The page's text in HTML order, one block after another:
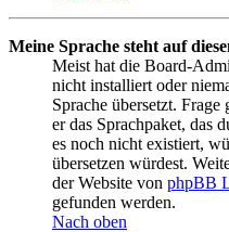
Meine Sprache steht auf
Meist hat die Board-
nicht installiert oder
Sprache übersetzt.
er das Sprachpaket, das
es noch nicht existiert,
übersetzen würdest.
der Website von phpBB
gefunden werden.
Nach oben